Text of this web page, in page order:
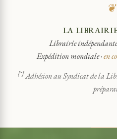
❦
LA
Librairie
Expédition mondiale ·en
[*]Adhésion au Syndicat de la